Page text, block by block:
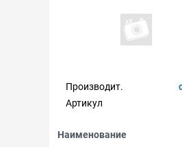
Производит.
Артикул
Наименование